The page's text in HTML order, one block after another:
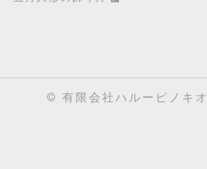
© 有限会社ハルーピノキオ